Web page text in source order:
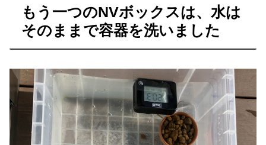
もう一つのNVボックスは、水は
そのままで容器を洗いました